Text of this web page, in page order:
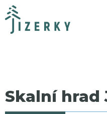
Skalní hrad